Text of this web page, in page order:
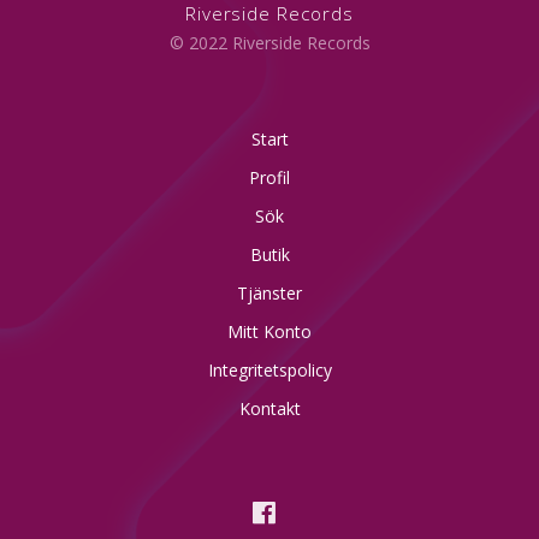
Riverside Records
© 2022 Riverside Records
Start
Profil
Sök
Butik
Tjänster
Mitt Konto
Integritetspolicy
Kontakt